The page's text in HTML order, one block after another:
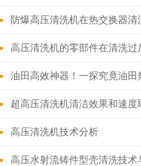
高压清洗机技术分析